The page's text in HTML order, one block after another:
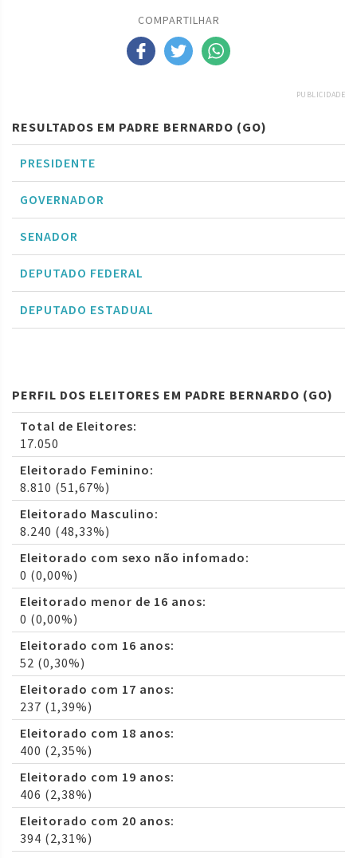
COMPARTILHAR
PUBLICIDADE
RESULTADOS EM PADRE BERNARDO (GO)
PRESIDENTE
GOVERNADOR
SENADOR
DEPUTADO FEDERAL
DEPUTADO ESTADUAL
PERFIL DOS ELEITORES EM PADRE BERNARDO (GO)
Total de Eleitores:
17.050
Eleitorado Feminino:
8.810 (51,67%)
Eleitorado Masculino:
8.240 (48,33%)
Eleitorado com sexo não infomado:
0 (0,00%)
Eleitorado menor de 16 anos:
0 (0,00%)
Eleitorado com 16 anos:
52 (0,30%)
Eleitorado com 17 anos:
237 (1,39%)
Eleitorado com 18 anos:
400 (2,35%)
Eleitorado com 19 anos:
406 (2,38%)
Eleitorado com 20 anos:
394 (2,31%)